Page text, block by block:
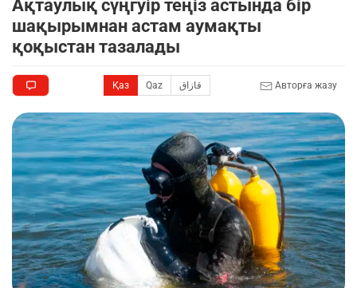
Ақтаулық сүңгуір теңіз астында бір
шақырымнан астам аумақты
қоқыстан тазалады
Қаз Qaz قازاق Авторға жазу